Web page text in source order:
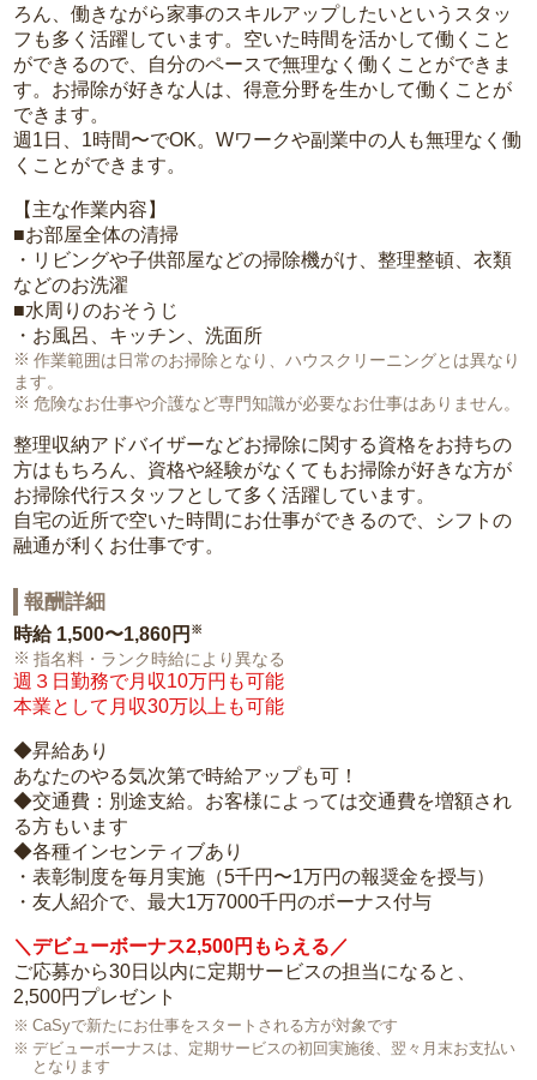
ろん、働きながら家事のスキルアップしたいというスタッ
フも多く活躍しています。空いた時間を活かして働くこと
ができるので、自分のペースで無理なく働くことができま
す。お掃除が好きな人は、得意分野を生かして働くことが
できます。
週1日、1時間〜でOK。Wワークや副業中の人も無理なく働
くことができます。
【主な作業内容】
■お部屋全体の清掃
・リビングや子供部屋などの掃除機がけ、整理整頓、衣類
などのお洗濯
■水周りのおそうじ
・お風呂、キッチン、洗面所
作業範囲は日常のお掃除となり、ハウスクリーニングとは異なり
ます。
危険なお仕事や介護など専門知識が必要なお仕事はありません。
整理収納アドバイザーなどお掃除に関する資格をお持ちの
方はもちろん、資格や経験がなくてもお掃除が好きな方が
お掃除代行スタッフとして多く活躍しています。
自宅の近所で空いた時間にお仕事ができるので、シフトの
融通が利くお仕事です。
報酬詳細
時給 1,500〜1,860円 ※
指名料・ランク時給により異なる
週３日勤務で月収10万円も可能
本業として月収30万以上も可能
◆昇給あり
あなたのやる気次第で時給アップも可！
◆交通費：別途支給。お客様によっては交通費を増額され
る方もいます
◆各種インセンティブあり
・表彰制度を毎月実施（5千円〜1万円の報奨金を授与）
・友人紹介で、最大1万7000千円のボーナス付与
＼デビューボーナス2,500円もらえる／
ご応募から30日以内に定期サービスの担当になると、
2,500円プレゼント
CaSyで新たにお仕事をスタートされる方が対象です
デビューボーナスは、定期サービスの初回実施後、翌々月末お支払い
となります